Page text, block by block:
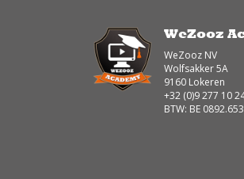
WeZooz
WeZooz NV
Wolfsakker 5A
9160 Lokeren
+32 (0)9 277 10
BTW: BE